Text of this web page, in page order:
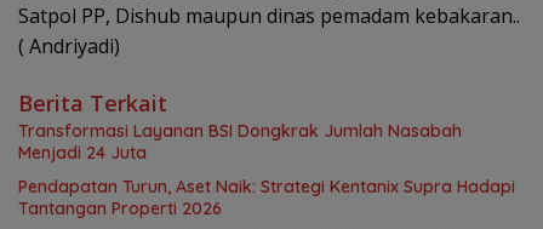
Satpol PP, Dishub maupun dinas pemadam kebakaran..
( Andriyadi)
Berita Terkait
Transformasi Layanan BSI Dongkrak Jumlah Nasabah
Menjadi 24 Juta
Pendapatan Turun, Aset Naik: Strategi Kentanix Supra Hadapi
Tantangan Properti 2026